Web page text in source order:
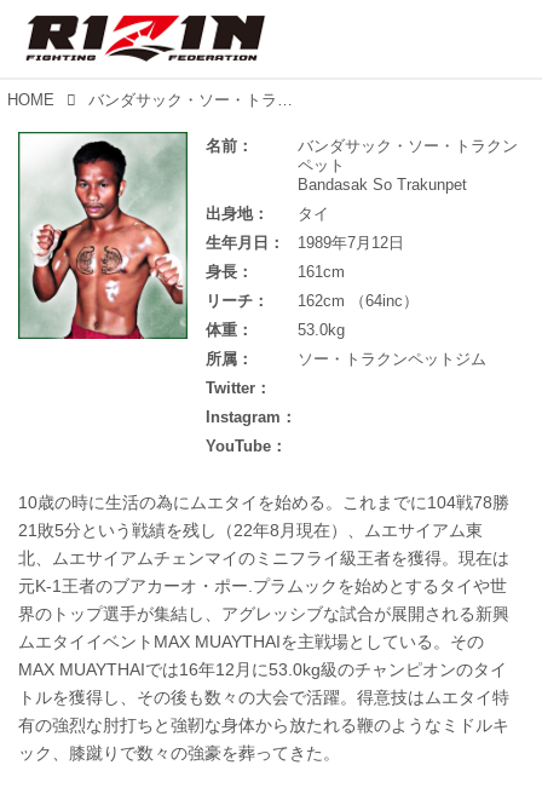
HOME バンダサック・ソー・トラクンペット
名前：
バンダサック・ソー・トラクン
ペット
Bandasak So Trakunpet
出身地：
タイ
生年月日：
1989年7月12日
身長：
161cm
リーチ：
162cm （64inc）
体重：
53.0kg
所属：
ソー・トラクンペットジム
Twitter：
Instagram：
YouTube：
10歳の時に生活の為にムエタイを始める。これまでに104戦78勝
21敗5分という戦績を残し（22年8月現在）、ムエサイアム東
北、ムエサイアムチェンマイのミニフライ級王者を獲得。現在は
元K-1王者のブアカーオ・ポー.プラムックを始めとするタイや世
界のトップ選手が集結し、アグレッシブな試合が展開される新興
ムエタイイベントMAX MUAYTHAIを主戦場としている。その
MAX MUAYTHAIでは16年12月に53.0kg級のチャンピオンのタイ
トルを獲得し、その後も数々の大会で活躍。得意技はムエタイ特
有の強烈な肘打ちと強靭な身体から放たれる鞭のようなミドルキ
ック、膝蹴りで数々の強豪を葬ってきた。